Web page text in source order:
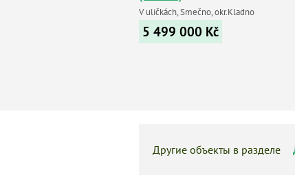
V uličkách, Smečno, okr.Kladno
5 499 000 Kč
Другие объекты в разделе